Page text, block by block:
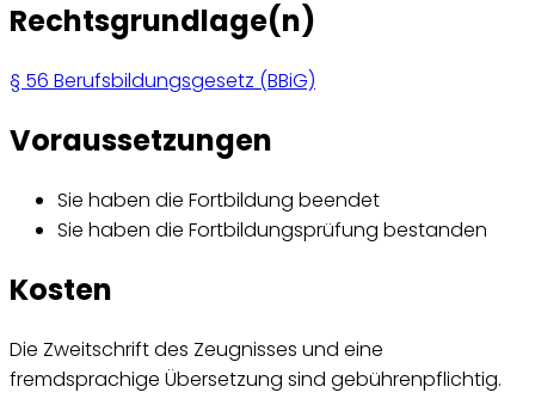
Rechtsgrundlage(n)
§ 56 Berufsbildungsgesetz (BBiG)
Voraussetzungen
Sie haben die Fortbildung beendet
Sie haben die Fortbildungsprüfung bestanden
Kosten
Die Zweitschrift des Zeugnisses und eine
fremdsprachige Übersetzung sind gebührenpflichtig.